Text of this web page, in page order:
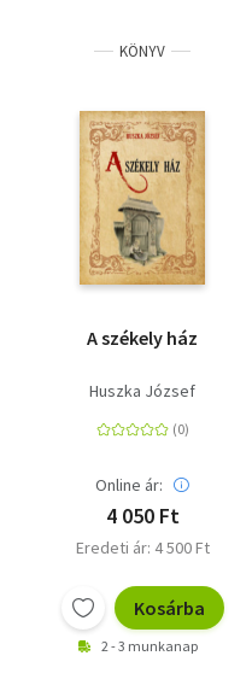
KÖNYV
A székely ház
Huszka József
Online ár:
4 050 Ft
Eredeti ár: 4 500 Ft
Kosárba
2 - 3 munkanap